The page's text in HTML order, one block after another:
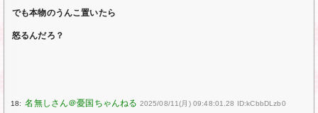
でも本物のうんこ置いたら
怒るんだろ？
18: 2025/08/11(月) 09:48:01.28 ID:kCbbDLzb0